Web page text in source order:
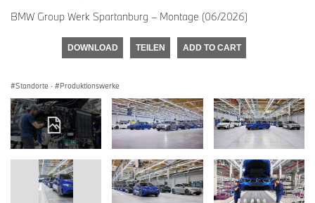
BMW Group Werk Spartanburg – Montage (06/2026)
DOWNLOAD TEILEN ADD TO CART
Standorte · Produktionswerke